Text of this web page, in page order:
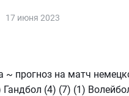
17 июня 2023
~ прогноз на матч
Гандбол (4) (7) (1)